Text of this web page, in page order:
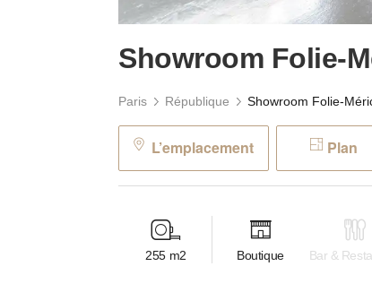
Showroom Folie-
Paris République Showroom Folie-
L’emplacement Plan
255 m2 Boutique Bar &